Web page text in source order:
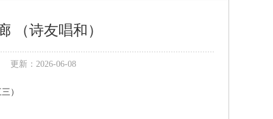
（诗友唱和）
新：2026-06-08
）